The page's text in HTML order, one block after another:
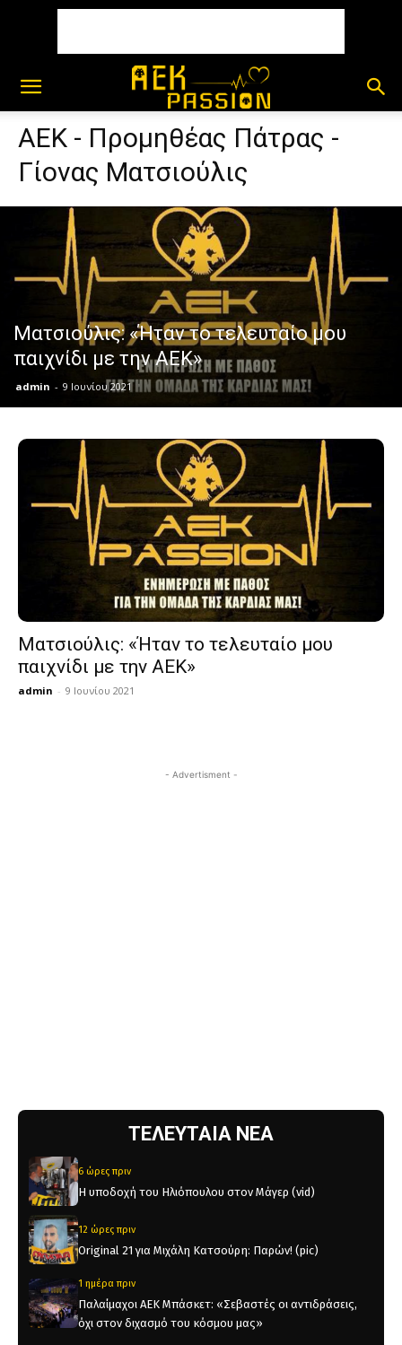
ΑΕΚ - Προμηθέας Πάτρας -
Γίονας Ματσιούλις
Ματσιούλις: «Ήταν το τελευταίο μου
παιχνίδι με την ΑΕΚ»
admin - 9 Ιουνίου 2021
Ματσιούλις: «Ήταν το τελευταίο μου
παιχνίδι με την ΑΕΚ»
admin - 9 Ιουνίου 2021
- Advertisment -
ΤΕΛΕΥΤΑΙΑ ΝΕΑ
6 ώρες πριν
Η υποδοχή του Ηλιόπουλου στον Μάγερ (vid)
12 ώρες πριν
Original 21 για Μιχάλη Κατσούρη: Παρών! (pic)
1 ημέρα πριν
Παλαίμαχοι ΑΕΚ Μπάσκετ: «Σεβαστές οι αντιδράσεις,
όχι στον διχασμό του κόσμου μας»